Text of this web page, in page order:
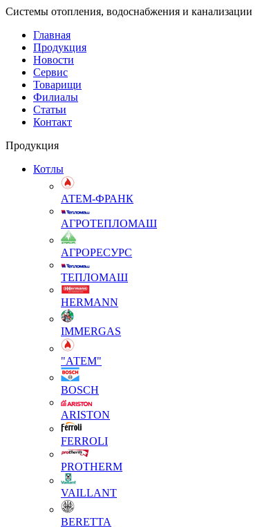
Системы отопления, водоснабжения и канализации
Главная
Продукция
Новости
Сервис
Товарищи
Филиалы
Статьи
Контакт
Продукция
Котлы
АТЕМ-ФРАНК
АГРОТЕПЛОМАШ
АГРОРЕСУРС
ТЕПЛОМАШ
HERMANN
IMMERGAS
"АТЕМ"
BOSCH
ARISTON
FERROLI
PROTHERM
VAILLANT
BERETTA